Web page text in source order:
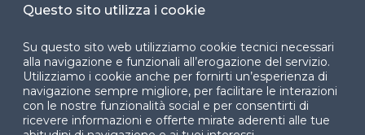
Facebook LinkedIn
YouTube X
Questo sito utilizza i cookie
Su questo sito web utilizziamo cookie tecnici necessari
alla navigazione e funzionali all’erogazione del servizio.
Utilizziamo i cookie anche per fornirti un’esperienza di
navigazione sempre migliore, per facilitare le interazioni
con le nostre funzionalità social e per consentirti di
ricevere informazioni e offerte mirate aderenti alle tue